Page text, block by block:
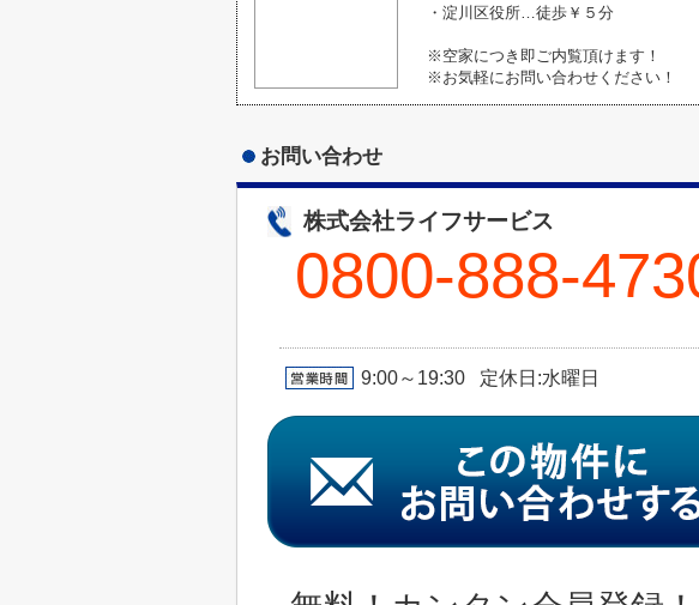
・淀川区役所…徒歩￥５分
※空家につき即ご内覧頂けます！
※お気軽にお問い合わせください！
お問い合わせ
株式会社ライフサービス
0800-888-
9:00～19:30 定休日:水曜日